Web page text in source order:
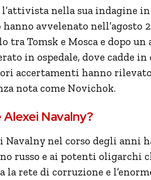
l’attivista nella sua indagine
hanno avvelenato nell’agosto
tra Tomsk e Mosca e dopo
in ospedale, dove cadde in
accertamenti hanno
nota come Novichok.
Alexei Navalny?
Navalny nel corso degli anni
russo e ai potenti oligarchi
la rete di corruzione e